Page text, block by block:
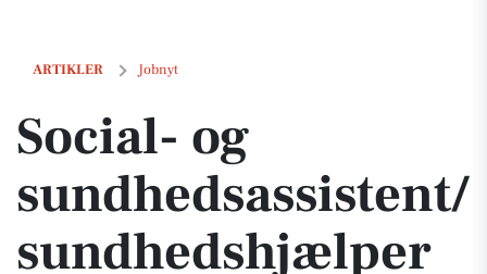
ARTIKLER Jobnyt
Social- og sundhedsassistent/sundhedshjælper til plejehjem i
Social- og
sundhedsassistent/
sundhedshjælper